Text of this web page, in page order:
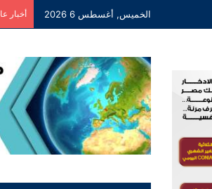
الخميس, أغسطس 6 2026 أخبار